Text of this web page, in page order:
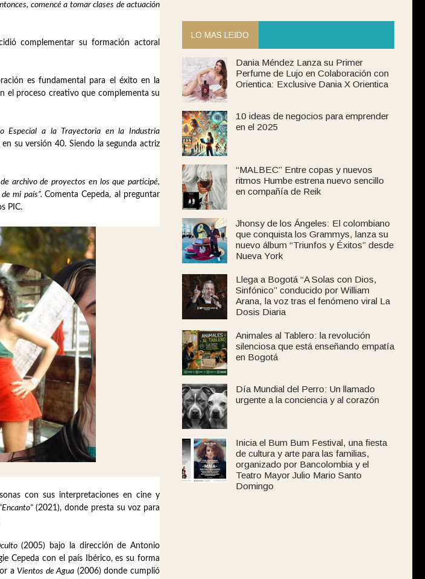
comencé a tomar clases de actuación
complementar su formación actoral
es fundamental para el éxito en la
el proceso creativo que complementa su
Especial a la Trayectoria en la Industria
su versión 40. Siendo la segunda actriz
archivo de proyectos en los que participé,
mi país”. Comenta Cepeda, al preguntar
PIC.
con sus interpretaciones en cine y
"Encanto"(2021), donde presta su voz para
(2005) bajo la dirección de Antonio
Cepeda con el país Ibérico, es su forma
aVientos de Agua (2006) donde cumplió
LO MAS LEIDO
Dania Méndez Lanza su Primer
Perfume de Lujo en Colaboración con
Orientica: Exclusive Dania X Orientica
10 ideas de negocios para emprender
en el 2025
“MALBEC” Entre copas y nuevos
ritmos Humbe estrena nuevo sencillo
en compañía de Reik
Jhonsy de los Ángeles: El colombiano
que conquista los Grammys, lanza su
nuevo álbum “Triunfos y Éxitos” desde
Nueva York
Llega a Bogotá “A Solas con Dios,
Sinfónico” conducido por William
Arana, la voz tras el fenómeno viral La
Dosis Diaria
Animales al Tablero: la revolución
silenciosa que está enseñando empatía
en Bogotá
Día Mundial del Perro: Un llamado
urgente a la conciencia y al corazón
Inicia el Bum Bum Festival, una fiesta
de cultura y arte para las familias,
organizado por Bancolombia y el
Teatro Mayor Julio Mario Santo
Domingo